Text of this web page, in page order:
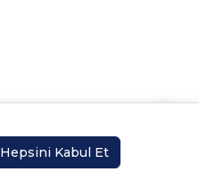
Hepsini Kabul Et